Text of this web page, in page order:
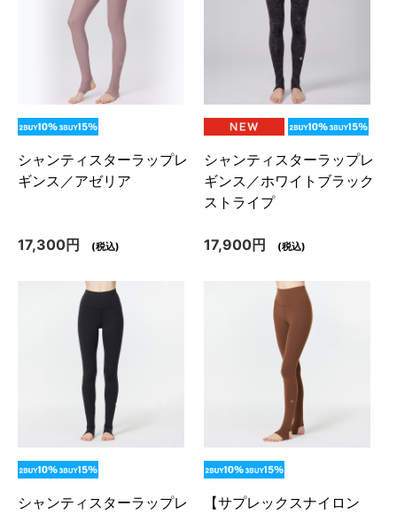
シャンティスターラップレ
ギンス／アゼリア
17,300円 (税込)
シャンティスターラップレ
ギンス／ホワイトブラック
ストライプ
17,900円 (税込)
シャンティスターラップレ
【サプレックスナイロン